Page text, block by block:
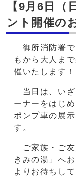
【9月6日（
ント開催の
御所消防署で
もから大人ま
催いたします！
当日は、いざ
ーナーをはじ
ポンプ車の展
す。
ご家族・ご友
きみの湯」へ
よりお待ちして